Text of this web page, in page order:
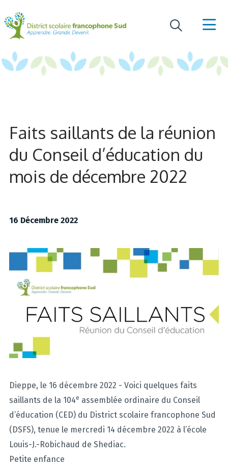
Faits saillants de la réunion
du Conseil d’éducation du
mois de décembre 2022
16 Décembre 2022
Dieppe, le 16 décembre 2022 - Voici quelques faits
saillants de la 104e assemblée ordinaire du Conseil
d’éducation (CED) du District scolaire francophone Sud
(DSFS), tenue le mercredi 14 décembre 2022 à l’école
Louis-J.-Robichaud de Shediac.
Petite enfance